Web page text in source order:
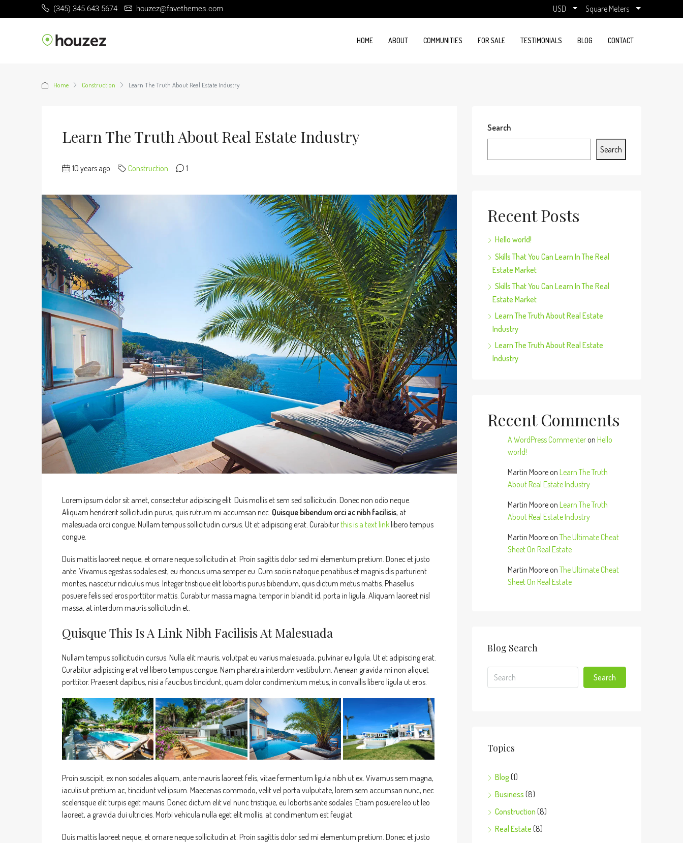
(345) 345 643 5674 houzez@favethemes.com USD Square Meters
HOME ABOUT COMMUNITIES FOR SALE TESTIMONIALS BLOG CONTACT
Home Construction Learn The Truth About Real Estate Industry
Learn The Truth About Real Estate Industry
10 years ago Construction 1
Lorem ipsum dolor sit amet, consectetur adipiscing elit. Duis mollis et sem sed sollicitudin. Donec non odio neque.
Aliquam hendrerit sollicitudin purus, quis rutrum mi accumsan nec. Quisque bibendum orci ac nibh facilisis, at
malesuada orci congue. Nullam tempus sollicitudin cursus. Ut et adipiscing erat. Curabiturthis is a text linklibero tempus
congue.
Duis mattis laoreet neque, et ornare neque sollicitudin at. Proin sagittis dolor sed mi elementum pretium. Donec et justo
ante. Vivamus egestas sodales est, eu rhoncus urna semper eu. Cum sociis natoque penatibus et magnis dis parturient
montes, nascetur ridiculus mus. Integer tristique elit lobortis purus bibendum, quis dictum metus mattis. Phasellus
posuere felis sed eros porttitor mattis. Curabitur massa magna, tempor in blandit id, porta in ligula. Aliquam laoreet nisl
massa, at interdum mauris sollicitudin et.
Quisque This Is A Link Nibh Facilisis At Malesuada
Nullam tempus sollicitudin cursus. Nulla elit mauris, volutpat eu varius malesuada, pulvinar eu ligula. Ut et adipiscing erat.
Curabitur adipiscing erat vel libero tempus congue. Nam pharetra interdum vestibulum. Aenean gravida mi non aliquet
porttitor. Praesent dapibus, nisi a faucibus tincidunt, quam dolor condimentum metus, in convallis libero ligula ut eros.
Proin suscipit, ex non sodales aliquam, ante mauris laoreet felis, vitae fermentum ligula nibh ut ex. Vivamus sem magna,
iaculis ut pretium ac, tincidunt vel ipsum. Maecenas commodo, velit vel porta vulputate, lorem sem accumsan nunc, nec
scelerisque elit turpis eget mauris. Donec dictum elit vel nunc tristique, eu lobortis ante sodales. Etiam posuere leo ut leo
laoreet, a gravida dui ultricies. Morbi vehicula nulla eget elit mollis, at condimentum est feugiat.
Duis mattis laoreet neque, et ornare neque sollicitudin at. Proin sagittis dolor sed mi elementum pretium. Donec et justo
Search
Search
Recent Posts
Hello world!
Skills That You Can Learn In The Real
Estate Market
Skills That You Can Learn In The Real
Estate Market
Learn The Truth About Real Estate
Industry
Learn The Truth About Real Estate
Industry
Recent Comments
A WordPress Commenteron Hello
world!
Martin Mooreon Learn The Truth
About Real Estate Industry
Martin Mooreon Learn The Truth
About Real Estate Industry
Martin MooreonThe Ultimate Cheat
Sheet On Real Estate
Martin MooreonThe Ultimate Cheat
Sheet On Real Estate
Blog Search
Search
Topics
Blog (1)
Business (8)
Construction (8)
Real Estate (8)